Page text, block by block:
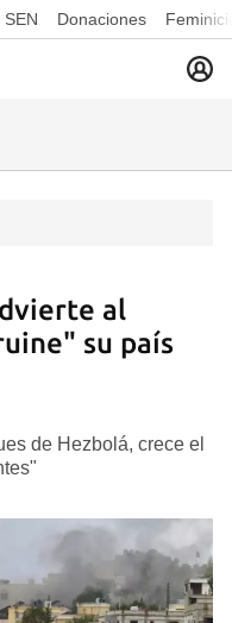
Donaciones
al
su país
de Hezbolá, crece el